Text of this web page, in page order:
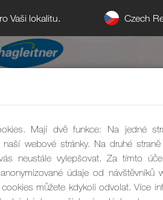
Vaši lokalitu. Czech
Mají dvě funkce: Na jedné
webové stránky. Na druhé
neustále vylepšovat. Za tímto
údaje od návštěvníků
můžete kdykoli odvolat. Více